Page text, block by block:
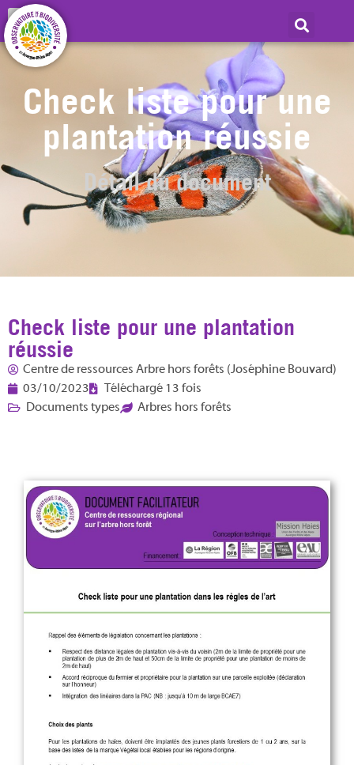
Check liste pour une
plantation réussie
Détail du document
Check liste pour une plantation
réussie
Centre de ressources Arbre hors forêts (Joséphine Bouvard)
03/10/2023
Téléchargé 13 fois
Documents types
Arbres hors forêts